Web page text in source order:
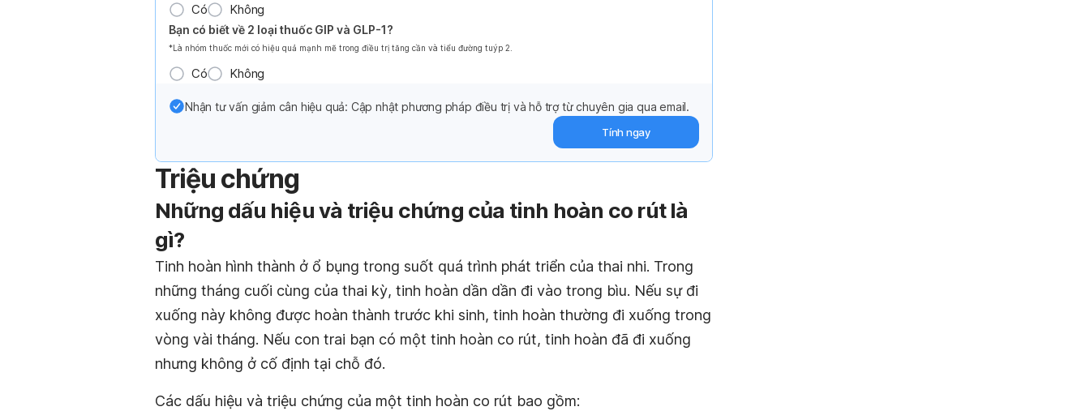
Có Không
Bạn có biết về 2 loại thuốc GIP và GLP-1?
*Là nhóm thuốc mới có hiệu quả mạnh mẽ trong điều trị tăng cần và tiểu đường tuýp 2.
Có Không
Nhận tư vấn giảm cân hiệu quả: Cập nhật phương pháp điều trị và hỗ trợ từ chuyên gia qua email.
Tính ngay
Triệu chứng
Những dấu hiệu và triệu chứng của tinh hoàn co rút là
gì?
Tinh hoàn hình thành ở ổ bụng trong suốt quá trình phát triển của thai nhi. Trong
những tháng cuối cùng của thai kỳ, tinh hoàn dần dần đi vào trong bìu. Nếu sự đi
xuống này không được hoàn thành trước khi sinh, tinh hoàn thường đi xuống trong
vòng vài tháng. Nếu con trai bạn có một tinh hoàn co rút, tinh hoàn đã đi xuống
nhưng không ở cố định tại chỗ đó.
Các dấu hiệu và triệu chứng của một tinh hoàn co rút bao gồm: